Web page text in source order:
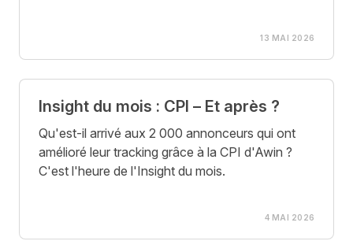
13 MAI 2026
Insight du mois : CPI – Et après ?
Qu'est-il arrivé aux 2 000 annonceurs qui ont
amélioré leur tracking grâce à la CPI d'Awin ?
C'est l'heure de l'Insight du mois.
4 MAI 2026